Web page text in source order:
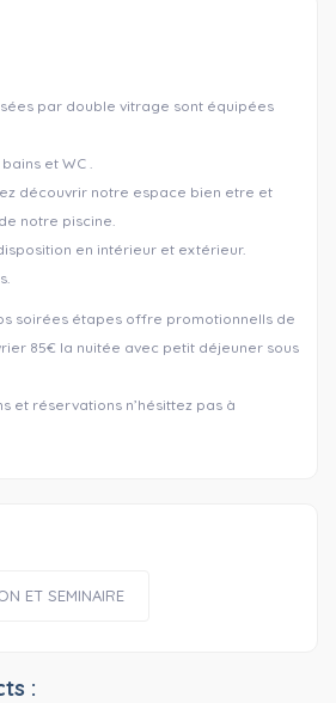
par double vitrage sont équipées
et WC .
découvrir notre espace bien etre et
notre piscine.
en intérieur et extérieur.
soirées étapes offre promotionnells de
85€ la nuitée avec petit déjeuner sous
et réservations n’hésittez pas à
ET SEMINAIRE
: